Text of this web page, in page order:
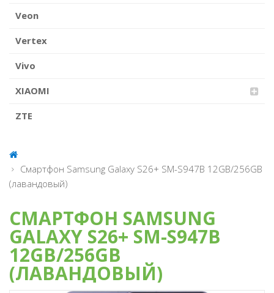
Veon
Vertex
Vivo
XIAOMI
ZTE
Смартфон Samsung Galaxy S26+ SM-S947B 12GB/256GB
(лавандовый)
СМАРТФОН SAMSUNG
GALAXY S26+ SM-S947B
12GB/256GB
(ЛАВАНДОВЫЙ)